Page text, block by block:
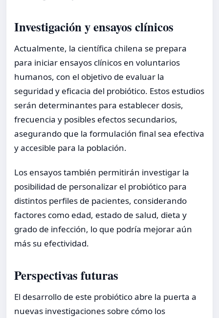
Investigación y ensayos clínicos
Actualmente, la científica chilena se prepara
para iniciar ensayos clínicos en voluntarios
humanos, con el objetivo de evaluar la
seguridad y eficacia del probiótico. Estos estudios
serán determinantes para establecer dosis,
frecuencia y posibles efectos secundarios,
asegurando que la formulación final sea efectiva
y accesible para la población.
Los ensayos también permitirán investigar la
posibilidad de personalizar el probiótico para
distintos perfiles de pacientes, considerando
factores como edad, estado de salud, dieta y
grado de infección, lo que podría mejorar aún
más su efectividad.
Perspectivas futuras
El desarrollo de este probiótico abre la puerta a
nuevas investigaciones sobre cómo los